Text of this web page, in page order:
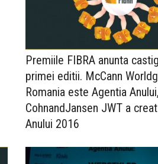
Premiile FIBRA anunta
primei editii. McCann
Romania este Agentia
CohnandJansen JWT a
Anului 2016